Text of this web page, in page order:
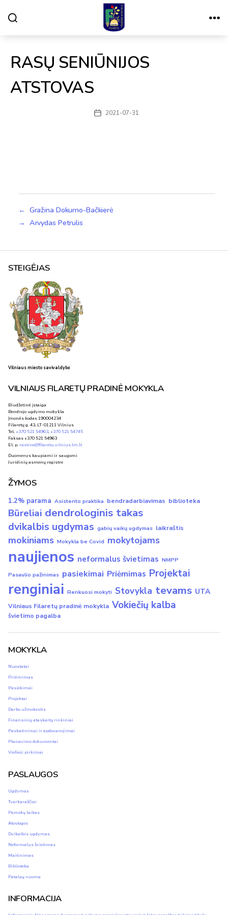
RASŲ SENIŪNIJOS
ATSTOVAS
Įrašo2021-07-31
← Gražina Dokurno-Bačkierė
→ Arvydas Petrulis
STEIGĖJAS
Vilniaus miesto savivaldybė
VILNIAUS FILARETŲ PRADINĖ MOKYKLA
Biudžetinė įstaiga
Bendrojo ugdymo mokykla
Įmonės kodas 190004234
Filaretų g. 43, LT-01211 Vilnius
Tel.+370 521 54963,+370 521 54745
Faksas +370 521 54963
El. p. rastine@filaretu.vilnius.lm.lt
Duomenys kaupiami ir saugomi
Juridinių asmenų registre
ŽYMOS
1.2% parama Asistento praktika bendradarbiavimas biblioteka
Būreliai dendrologinis takas
dvikalbis ugdymas gabių vaikų ugdymas laikraštis
mokiniams Mokykla be Covid mokytojams
naujienos neformalus švietimas NMPP
Pasaulio pažinimas pasiekimai Priėmimas Projektai
renginiai Renkuosi mokyti Stovykla tevams UTA
Vilniaus Filaretų pradinė mokykla Vokiečių kalba
švietimo pagalba
MOKYKLA
Nuostatai
Priėmimas
Pasiekimai
Projektai
Darbo užmokestis
Finansinių ataskaitų rinkiniai
Paskatinimai ir apdovanojimai
Planavimo dokumentai
Viešieji pirkimai
PASLAUGOS
Ugdymas
Tvarkaraščiai
Pamokų laikas
Atostogos
Dvikalbis ugdymas
Neformalus švietimas
Maitinimas
Biblioteka
Patalpų nuoma
INFORMACIJA